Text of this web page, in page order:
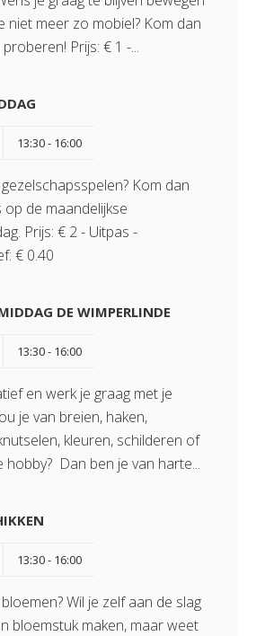
niet meer zo mobiel? Kom dan
Prijs: € 1 -...
13:30 - 16:00
Kom dan
op de maandelijkse
Prijs: € 2 - Uitpas -
€ 0.40
DE WIMPERLINDE
13:30 - 16:00
en werk je graag met je
je van breien, haken,
kleuren, schilderen of
hobby? Dan ben je van harte...
13:30 - 16:00
Wil je zelf aan de slag
bloemstuk maken, maar weet